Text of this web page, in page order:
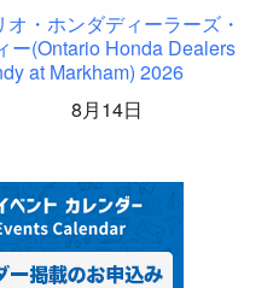
オ・ホンダディーラーズ・
ー(Ontario Honda Dealers
at Markham) 2026
8月14日